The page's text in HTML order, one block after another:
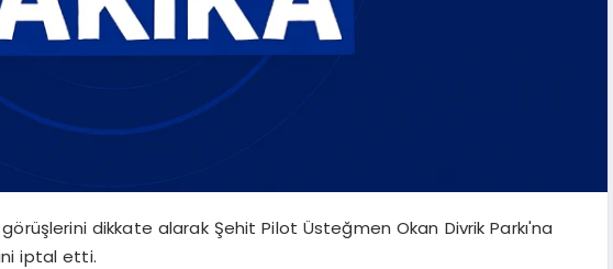
dikkate alarak Şehit Pilot Üsteğmen Okan Divrik Parkı'na
iptal etti.